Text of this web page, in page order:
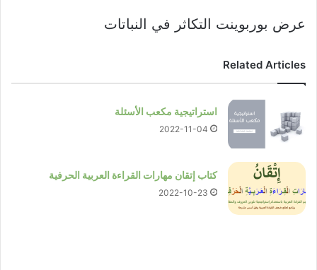
عرض بوربوينت التكاثر في النباتات
Related Articles
استراتيجية مكعب الأسئلة
2022-11-04
كتاب إتقان مهارات القراءة العربية الحرفية
2022-10-23